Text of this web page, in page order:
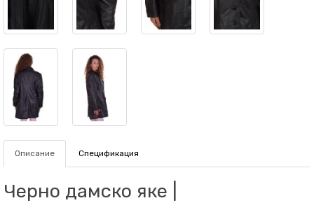
Описание Спецификация
Черно дамско яке |